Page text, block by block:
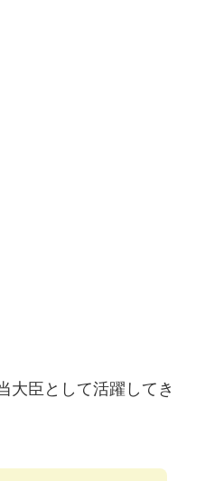
大臣として活躍してき